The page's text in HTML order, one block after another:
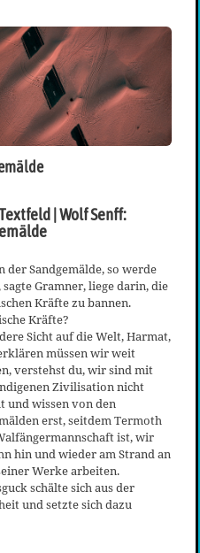
| Wolf Senff:
der Sandgemälde, so werde
Gramner, liege darin, die
Kräfte zu bannen.
Kräfte?
Sicht auf die Welt, Harmat,
müssen wir weit
verstehst du, wir sind mit
Zivilisation nicht
und wissen von den
erst, seitdem Termoth
ist, wir
hin und wieder am Strand an
Werke arbeiten.
schälte sich aus der
und setzte sich dazu